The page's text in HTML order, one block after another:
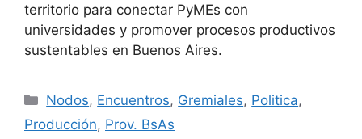
territorio para conectar PyMEs con
universidades y promover procesos productivos
sustentables en Buenos Aires.
Nodos, Encuentros, Gremiales, Politica,
Producción, Prov. BsAs